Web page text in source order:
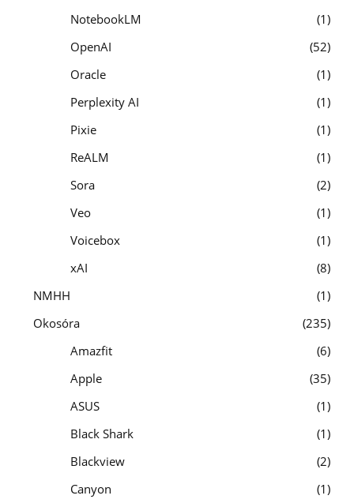
NotebookLM
1
OpenAI
52
Oracle
1
Perplexity AI
1
Pixie
1
ReALM
1
Sora
2
Veo
1
Voicebox
1
xAI
8
NMHH
1
Okosóra
235
Amazfit
6
Apple
35
ASUS
1
Black Shark
1
Blackview
2
Canyon
1